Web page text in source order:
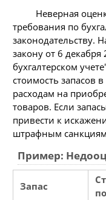
Неверная
требования по
законодательству.
закону от 6
бухгалтерском
стоимость запасов
расходам на
товаров. Если
привести к
штрафным
Пример:
Запас